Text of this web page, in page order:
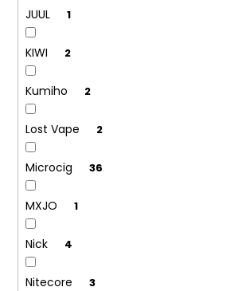
JUUL 1
KIWI 2
Kumiho 2
Lost Vape 2
Microcig 36
MXJO 1
Nick 4
Nitecore 3